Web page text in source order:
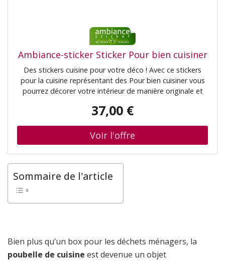
Ambiance-sticker Sticker Pour bien cuisiner
Des stickers cuisine pour votre déco ! Avec ce stickers
pour la cuisine représentant des Pour bien cuisiner vous
pourrez décorer votre intérieur de manière originale et
à cette pièce si fréquemment utilisée ! Adoptez une
37,00 €
Sommaire de l'article
Bien plus qu’un box pour les déchets ménagers, la
poubelle de cuisine est devenue un objet